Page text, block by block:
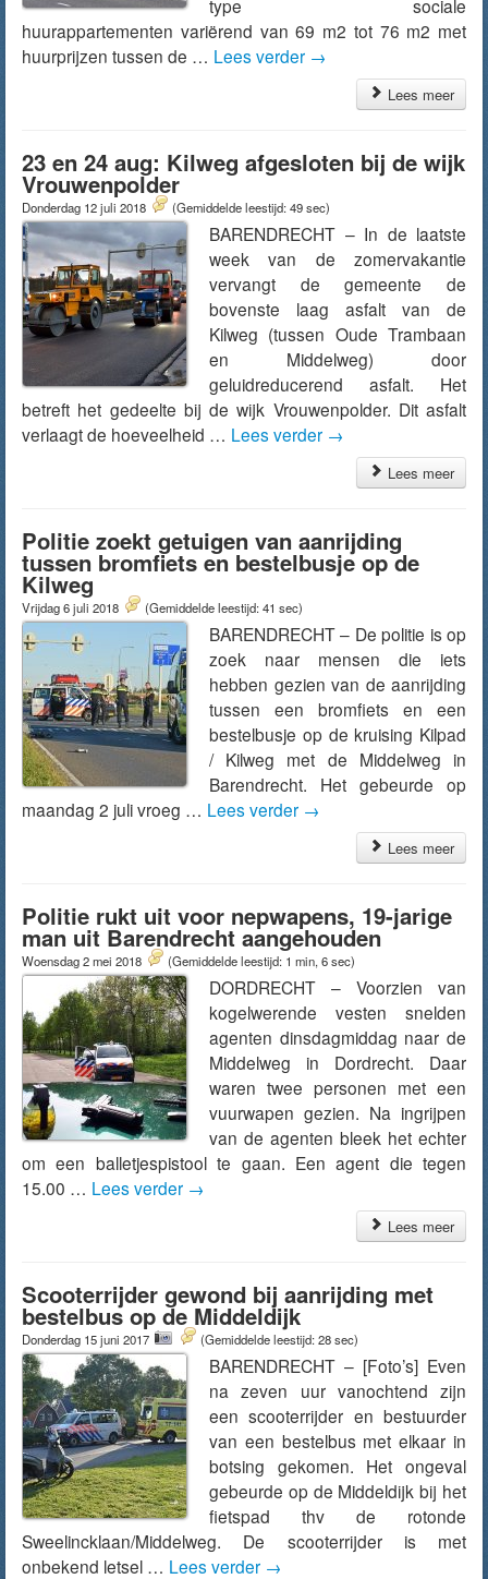
type sociale
huurappartementen variërend van 69 m2 tot 76 m2 met
huurprijzen tussen de … Lees verder →
Lees meer
23 en 24 aug: Kilweg afgesloten bij de wijk
Vrouwenpolder
Donderdag 12 juli 2018 (Gemiddelde leestijd: 49 sec)
BARENDRECHT – In de laatste
week van de zomervakantie
vervangt de gemeente de
bovenste laag asfalt van de
Kilweg (tussen Oude Trambaan
en Middelweg) door
geluidreducerend asfalt. Het
betreft het gedeelte bij de wijk Vrouwenpolder. Dit asfalt
verlaagt de hoeveelheid … Lees verder →
Lees meer
Politie zoekt getuigen van aanrijding
tussen bromfiets en bestelbusje op de
Kilweg
Vrijdag 6 juli 2018 (Gemiddelde leestijd: 41 sec)
BARENDRECHT – De politie is op
zoek naar mensen die iets
hebben gezien van de aanrijding
tussen een bromfiets en een
bestelbusje op de kruising Kilpad
/ Kilweg met de Middelweg in
Barendrecht. Het gebeurde op
maandag 2 juli vroeg … Lees verder →
Lees meer
Politie rukt uit voor nepwapens, 19-jarige
man uit Barendrecht aangehouden
Woensdag 2 mei 2018 (Gemiddelde leestijd: 1 min, 6 sec)
DORDRECHT – Voorzien van
kogelwerende vesten snelden
agenten dinsdagmiddag naar de
Middelweg in Dordrecht. Daar
waren twee personen met een
vuurwapen gezien. Na ingrijpen
van de agenten bleek het echter
om een balletjespistool te gaan. Een agent die tegen
15.00 … Lees verder →
Lees meer
Scooterrijder gewond bij aanrijding met
bestelbus op de Middeldijk
Donderdag 15 juni 2017 (Gemiddelde leestijd: 28 sec)
BARENDRECHT – [Foto’s] Even
na zeven uur vanochtend zijn
een scooterrijder en bestuurder
van een bestelbus met elkaar in
botsing gekomen. Het ongeval
gebeurde op de Middeldijk bij het
fietspad thv de rotonde
Sweelincklaan/Middelweg. De scooterrijder is met
onbekend letsel … Lees verder →